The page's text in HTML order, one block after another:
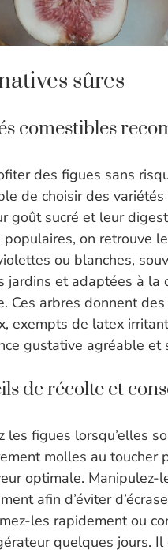
sûres
comestibles
des figues sans
de choisir des
goût sucré et leur
on retrouve
ou blanches,
jardins et adaptées à la
Ces arbres donnent
exempts de latex
gustative agréable et
de récolte et
les figues lorsqu’elles
molles au toucher
optimale. Manipulez-
afin d’éviter
les rapidement ou
quelques jours. Il